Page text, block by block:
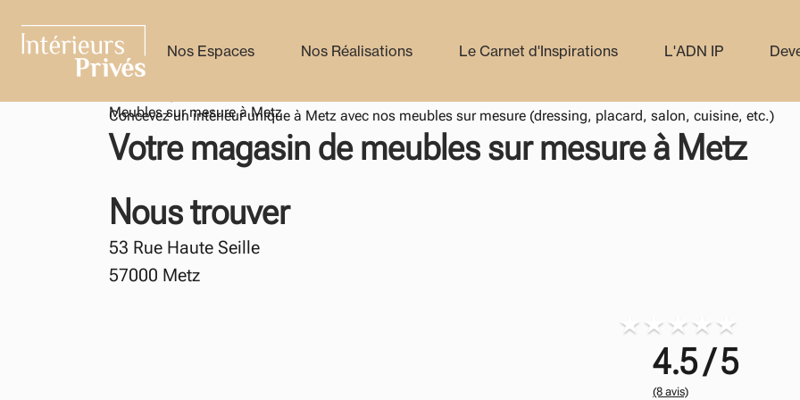
Nos Espaces Nos Réalisations Le Carnet d'Inspirations L'ADN IP
Meubles sur mesure àMetz
Votre magasin de meubles sur mesure à Metz
Concevez un intérieur unique à Metz avec nos meubles sur mesure (dressing, placard, salon, cuisine, etc.)
Nous trouver
53 Rue Haute Seille
57000 Metz
4.5 / 5
(8 avis)